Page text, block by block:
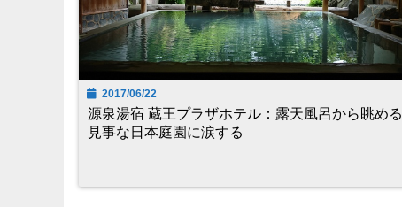
2017/06/22
源泉湯宿 蔵王プラザホテル：露天風呂から眺める
見事な日本庭園に涙する